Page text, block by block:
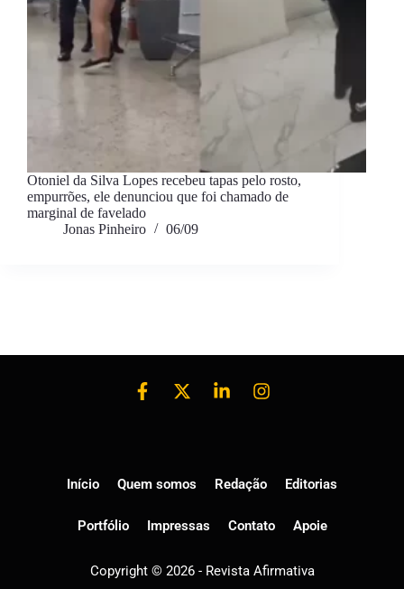
Otoniel da Silva Lopes recebeu tapas pelo rosto,
empurrões, ele denunciou que foi chamado de
marginal de favelado
Jonas Pinheiro
06/09
Copyright © 2026 - Revista Afirmativa
Início Quem somos Redação Editorias
Portfólio Impressas Contato Apoie